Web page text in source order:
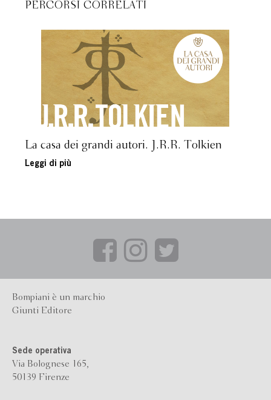
PERCORSI CORRELATI
La casa dei grandi autori. J.R.R. Tolkien
Leggi di più
Bompiani è un marchio
Giunti Editore
Sede operativa
Via Bolognese 165,
50139 Firenze